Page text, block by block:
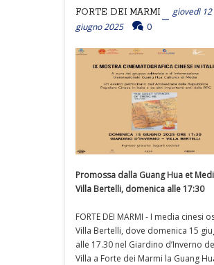
FORTE DEI MARMI
giovedì 12
giugno 2025
0
Promossa dalla Guang Hua et
Villa Bertelli, domenica alle 17:30
FORTE DEI MARMI - I media cinesi
Villa Bertelli, dove domenica 15
alle 17.30 nel Giardino d’Inverno
Villa a Forte dei Marmi la Guang